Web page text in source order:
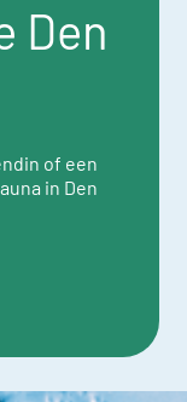
Den
of een
in Den